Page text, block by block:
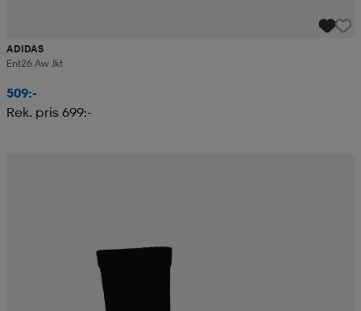
ADIDAS
Ent26 Aw Jkt
509:-
Rek. pris 699:-